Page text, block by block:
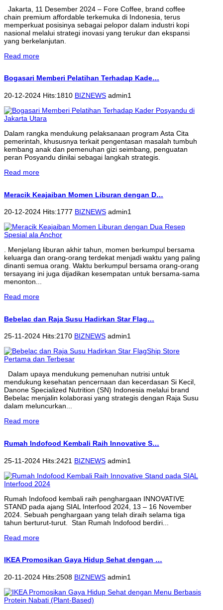
Jakarta, 11 Desember 2024 – Fore Coffee, brand coffee
chain premium affordable terkemuka di Indonesia, terus
memperkuat posisinya sebagai pelopor dalam industri kopi
nasional melalui strategi inovasi yang terukur dan ekspansi
yang berkelanjutan.
Read more
Bogasari Memberi Pelatihan Terhadap Kade…
20-12-2024 Hits:1810 BIZNEWS admin1
Dalam rangka mendukung pelaksanaan program Asta Cita
pemerintah, khususnya terkait pengentasan masalah tumbuh
kembang anak dan pemenuhan gizi seimbang, penguatan
peran Posyandu dinilai sebagai langkah strategis.
Read more
Meracik Keajaiban Momen Liburan dengan D…
20-12-2024 Hits:1777 BIZNEWS admin1
. Menjelang liburan akhir tahun, momen berkumpul bersama
keluarga dan orang-orang terdekat menjadi waktu yang paling
dinanti semua orang. Waktu berkumpul bersama orang-orang
tersayang ini juga dijadikan kesempatan untuk bersama-sama
menonton...
Read more
Bebelac dan Raja Susu Hadirkan Star Flag…
25-11-2024 Hits:2170 BIZNEWS admin1
Dalam upaya mendukung pemenuhan nutrisi untuk
mendukung kesehatan pencernaan dan kecerdasan Si Kecil,
Danone Specialized Nutrition (SN) Indonesia melalui brand
Bebelac menjalin kolaborasi yang strategis dengan Raja Susu
dalam meluncurkan...
Read more
Rumah Indofood Kembali Raih Innovative S…
25-11-2024 Hits:2421 BIZNEWS admin1
Rumah Indofood kembali raih penghargaan INNOVATIVE
STAND pada ajang SIAL Interfood 2024, 13 – 16 November
2024. Sebuah penghargaan yang telah diraih selama tiga
tahun berturut-turut. Stan Rumah Indofood berdiri...
Read more
IKEA Promosikan Gaya Hidup Sehat dengan …
20-11-2024 Hits:2508 BIZNEWS admin1